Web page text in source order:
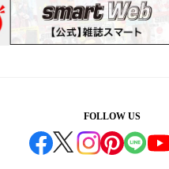
FOLLOW US